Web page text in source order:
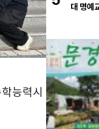
능력시
대 명예